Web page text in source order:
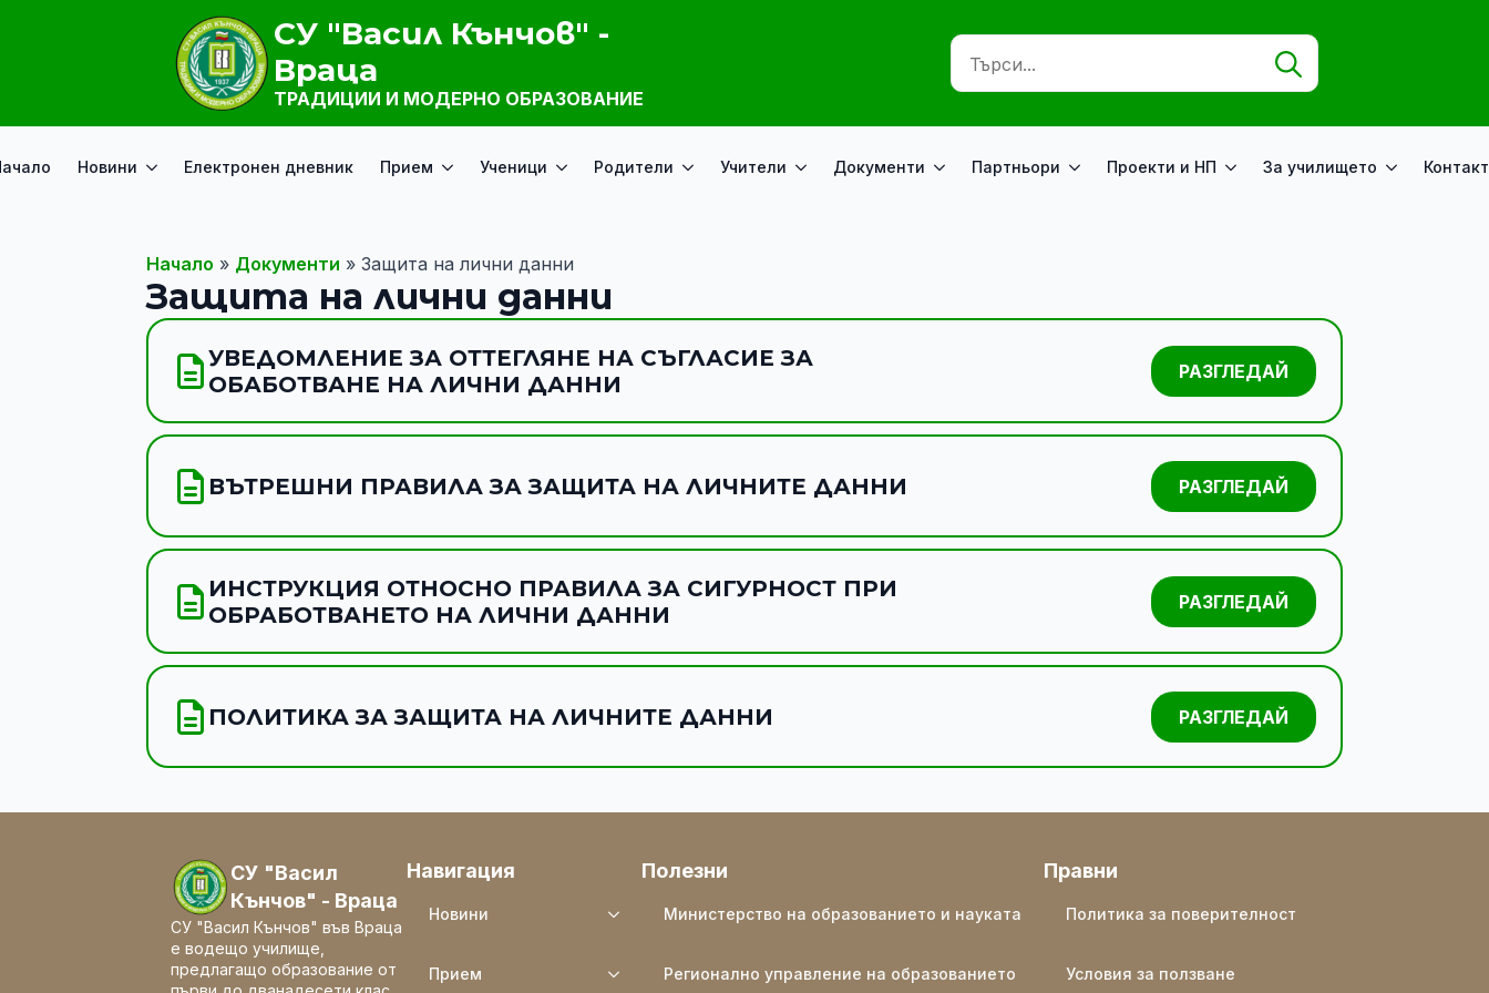
СУ "Васил Кънчов" -
Враца
ТРАДИЦИИ И МОДЕРНО ОБРАЗОВАНИЕ
Search
Новини Електронен дневник Прием Ученици Родители Учители Документи Партньори Проекти и НП За училището
Начало » Документи » Защита на лични данни
Защита на лични данни
УВЕДОМЛЕНИЕ ЗА ОТТЕГЛЯНЕ НА СЪГЛАСИЕ ЗА
ОБАБОТВАНЕ НА ЛИЧНИ ДАННИ
РАЗГЛЕДАЙ
ВЪТРЕШНИ ПРАВИЛА ЗА ЗАЩИТА НА ЛИЧНИТЕ ДАННИ РАЗГЛЕДАЙ
ИНСТРУКЦИЯ ОТНОСНО ПРАВИЛА ЗА СИГУРНОСТ ПРИ
ОБРАБОТВАНЕТО НА ЛИЧНИ ДАННИ
РАЗГЛЕДАЙ
ПОЛИТИКА ЗА ЗАЩИТА НА ЛИЧНИТЕ ДАННИ РАЗГЛЕДАЙ
СУ "Васил
Кънчов" - Враца
СУ "Васил Кънчов" във Враца
е водещо училище,
предлагащо образование от
Навигация
Новини
Прием
Полезни
Министерство на образованието и науката
Регионално управление на образованието
Правни
Политика за поверителност
Условия за ползване